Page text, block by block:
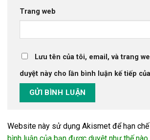
Trang web
Lưu tên của tôi, email, và trang
duyệt này cho lần bình luận kế tiếp
Website này sử dụng Akismet để hạn chế